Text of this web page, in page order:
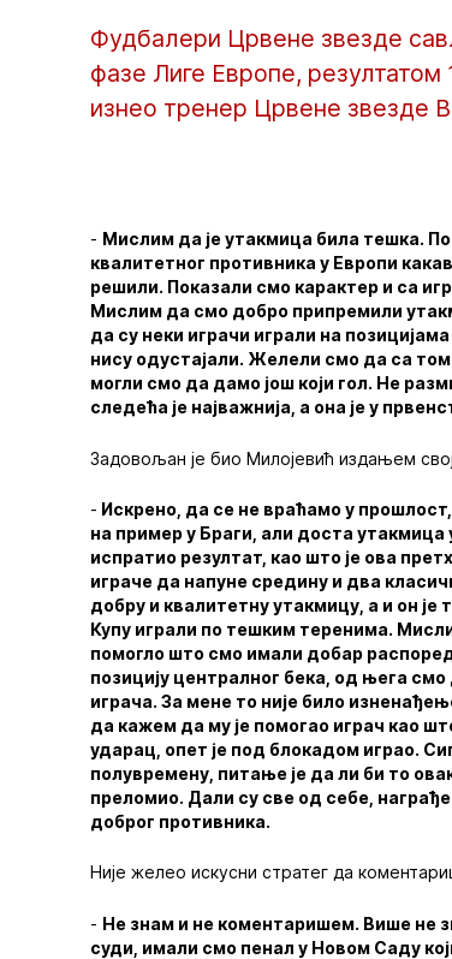
Фудбалери Црвене звезде
фазе Лиге Европе, резултатом
изнео тренер Црвене звезде
- Мислим да је утакмица била тешка.
квалитетног противника у Европи
решили. Показали смо карактер и са
Мислим да смо добро припремили
да су неки играчи играли на
нису одустајали. Желели смо да са
могли смо да дамо још који гол. Не
следећа је најважнија, а она је у
Задовољан је био Милојевић издањем
- Искрено, да се не враћамо у
на пример у Браги, али доста
испратио резултат, као што је ова
играче да напуне средину и два
добру и квалитетну утакмицу, а и он
Купу играли по тешким теренима.
помогло што смо имали добар
позицију централног бека, од њега
играча. За мене то није било
да кажем да му је помогао играч као
ударац, опет је под блокадом играо.
полувремену, питање је да ли би то
преломио. Дали су све од себе,
доброг противника.
Није желео искусни стратег да
- Не знам и не коментаришем. Више не
суди, имали смо пенал у Новом Саду